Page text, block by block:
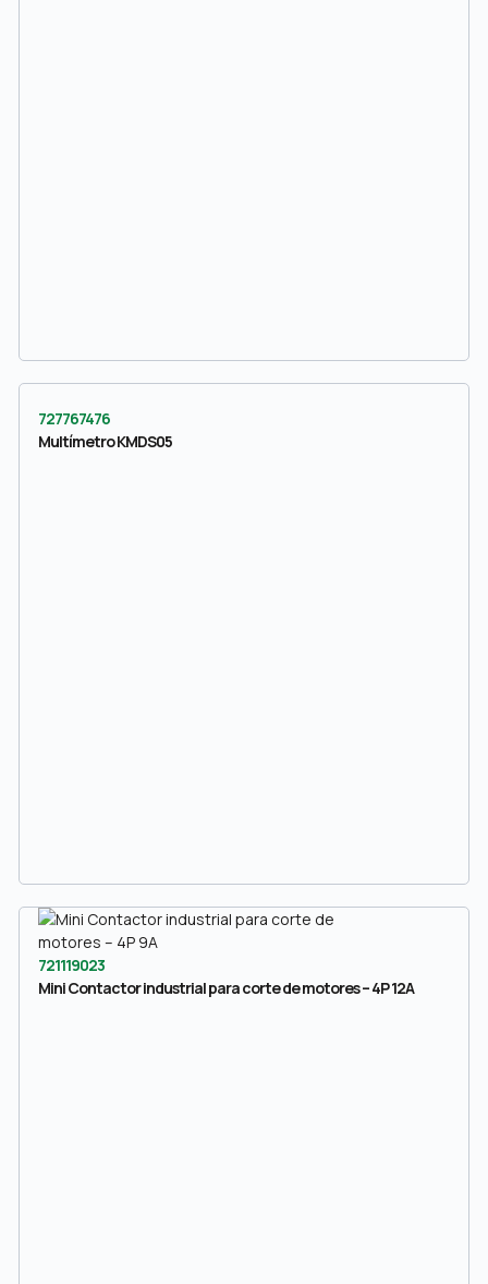
727767476
Multímetro KMDS05
721119023
Mini Contactor industrial para corte de motores – 4P 12A